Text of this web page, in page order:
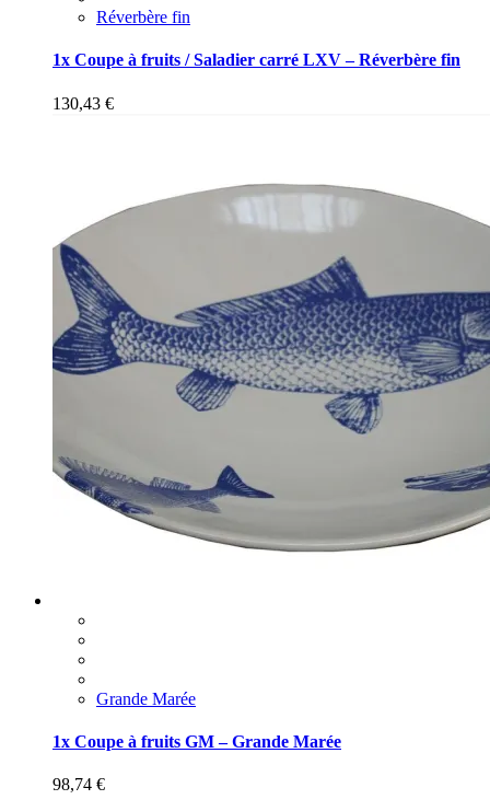
Réverbère fin
1x Coupe à fruits / Saladier carré LXV – Réverbère fin
130,43 €
Grande Marée
1x Coupe à fruits GM – Grande Marée
98,74 €